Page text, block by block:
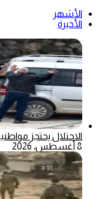
الأشهر
الأخيرة
الاحتلال يحتجز
8 أغسطس، 2026